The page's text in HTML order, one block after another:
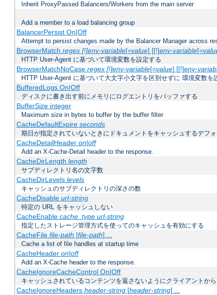
Inherit ProxyPassed Balancers/Workers from the main server
Add a member to a load balancing group
BalancerPersist On|Off
Attempt to persist changes made by the Balancer Manager across
BrowserMatch regex [!]env-variable[=value] [[!]env-variable[=
HTTP User-Agent に基づいて環境変数を設定する
BrowserMatchNoCase regex [!]env-variable[=value] [[!]env-
HTTP User-Agent に基づいて大文字小文字を区別せずに 環境変数を
BufferedLogs On|Off
ディスクに書き出す前にメモリにログエントリをバッファする
BufferSize integer
Maximum size in bytes to buffer by the buffer filter
CacheDefaultExpire seconds
期日が指定されていないときにドキュメントをキャッシュするデフ
CacheDetailHeader on|off
Add an X-Cache-Detail header to the response.
CacheDirLength length
サブディレクトリ名の文字数
CacheDirLevels levels
キャッシュのサブディレクトリの深さの数
CacheDisable url-string
特定の URL をキャッシュしない
CacheEnable cache_type url-string
指定したストレージ管理方式を使ってのキャッシュを有効にする
CacheFile file-path [file-path] ...
Cache a list of file handles at startup time
CacheHeader on|off
Add an X-Cache header to the response.
CacheIgnoreCacheControl On|Off
キャッシュされているコンテンツを返さないようにクライアントか
CacheIgnoreHeaders header-string[header-string] ...